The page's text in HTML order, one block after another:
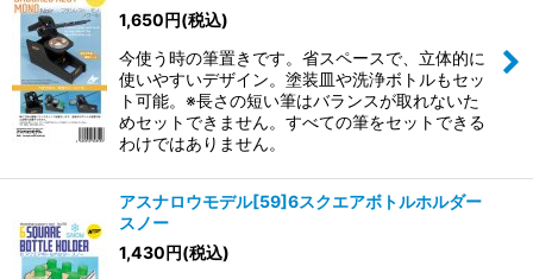
1,650円(税込)
今使う時の筆置きです。省スペースで、立体的に
使いやすいデザイン。塗装皿や洗浄ボトルもセッ
ト可能。※長さの短い筆はバランスが取れないた
めセットできません。すべての筆をセットできる
わけではありません。
アスナロウモデル[59]6スクエアボトルホルダー
スノー
1,430円(税込)